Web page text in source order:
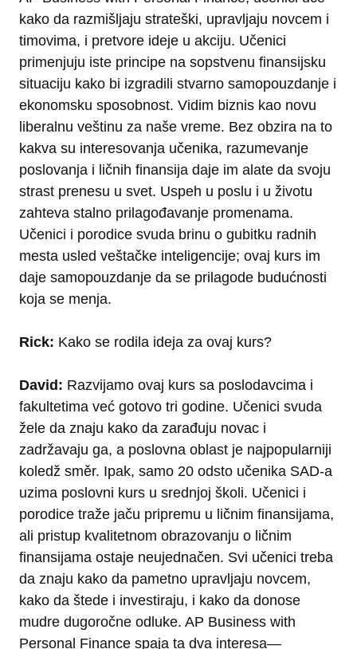
kako da razmišljaju strateški, upravljaju novcem i
timovima, i pretvore ideje u akciju. Učenici
primenjuju iste principe na sopstvenu finansijsku
situaciju kako bi izgradili stvarno samopouzdanje i
ekonomsku sposobnost. Vidim biznis kao novu
liberalnu veštinu za naše vreme. Bez obzira na to
kakva su interesovanja učenika, razumevanje
poslovanja i ličnih finansija daje im alate da svoju
strast prenesu u svet. Uspeh u poslu i u životu
zahteva stalno prilagođavanje promenama.
Učenici i porodice svuda brinu o gubitku radnih
mesta usled veštačke inteligencije; ovaj kurs im
daje samopouzdanje da se prilagode budućnosti
koja se menja.
Rick: Kako se rodila ideja za ovaj kurs?
David: Razvijamo ovaj kurs sa poslodavcima i
fakultetima već gotovo tri godine. Učenici svuda
žele da znaju kako da zarađuju novac i
zadržavaju ga, a poslovna oblast je najpopularniji
koledž směr. Ipak, samo 20 odsto učenika SAD-a
uzima poslovni kurs u srednjoj školi. Učenici i
porodice traže jaču pripremu u ličnim finansijama,
ali pristup kvalitetnom obrazovanju o ličnim
finansijama ostaje neujednačen. Svi učenici treba
da znaju kako da pametno upravljaju novcem,
kako da štede i investiraju, i kako da donose
mudre dugoročne odluke. AP Business with
Personal Finance spaja ta dva interesa—